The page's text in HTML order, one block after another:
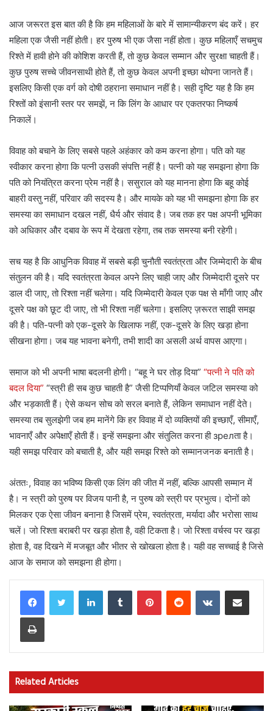
आज जरूरत इस बात की है कि हम महिलाओं के बारे में सामान्यीकरण बंद करें। हर
महिला एक जैसी नहीं होती। हर पुरुष भी एक जैसा नहीं होता। कुछ महिलाएँ सचमुच
रिश्ते में हावी होने की कोशिश करती हैं, तो कुछ केवल सम्मान और सुरक्षा चाहती हैं।
कुछ पुरुष सच्चे जीवनसाथी होते हैं, तो कुछ केवल अपनी इच्छा थोपना जानते हैं।
इसलिए किसी एक वर्ग को दोषी ठहराना समाधान नहीं है। सही दृष्टि यह है कि हम
रिश्तों को इंसानी स्तर पर समझें, न कि लिंग के आधार पर एकतरफा निष्कर्ष
निकालें।
विवाह को बचाने के लिए सबसे पहले अहंकार को कम करना होगा। पति को यह
स्वीकार करना होगा कि पत्नी उसकी संपत्ति नहीं है। पत्नी को यह समझना होगा कि
पति को नियंत्रित करना प्रेम नहीं है। ससुराल को यह मानना होगा कि बहू कोई
बाहरी वस्तु नहीं, परिवार की सदस्य है। और मायके को यह भी समझना होगा कि हर
समस्या का समाधान दखल नहीं, धैर्य और संवाद है। जब तक हर पक्ष अपनी भूमिका
को अधिकार और दबाव के रूप में देखता रहेगा, तब तक समस्या बनी रहेगी।
सच यह है कि आधुनिक विवाह में सबसे बड़ी चुनौती स्वतंत्रता और जिम्मेदारी के बीच
संतुलन की है। यदि स्वतंत्रता केवल अपने लिए चाही जाए और जिम्मेदारी दूसरे पर
डाल दी जाए, तो रिश्ता नहीं चलेगा। यदि जिम्मेदारी केवल एक पक्ष से माँगी जाए और
दूसरे पक्ष को छूट दी जाए, तो भी रिश्ता नहीं चलेगा। इसलिए ज़रूरत साझी समझ
की है। पति-पत्नी को एक-दूसरे के खिलाफ नहीं, एक-दूसरे के लिए खड़ा होना
सीखना होगा। जब यह भावना बनेगी, तभी शादी का असली अर्थ वापस आएगा।
समाज को भी अपनी भाषा बदलनी होगी। “बहू ने घर तोड़ दिया” “पत्नी ने पति को
बदल दिया” “स्त्री ही सब कुछ चाहती है” जैसी टिप्पणियाँ केवल जटिल समस्या को
और भड़काती हैं। ऐसे कथन सोच को सरल बनाते हैं, लेकिन समाधान नहीं देते।
समस्या तब सुलझेगी जब हम मानेंगे कि हर विवाह में दो व्यक्तियों की इच्छाएँ, सीमाएँ,
भावनाएँ और अपेक्षाएँ होती हैं। इन्हें समझना और संतुलित करना ही зрелता है।
यही समझ परिवार को बचाती है, और यही समझ रिश्ते को सम्मानजनक बनाती है।
अंततः, विवाह का भविष्य किसी एक लिंग की जीत में नहीं, बल्कि आपसी सम्मान में
है। न स्त्री को पुरुष पर विजय पानी है, न पुरुष को स्त्री पर प्रभुत्व। दोनों को
मिलकर एक ऐसा जीवन बनाना है जिसमें प्रेम, स्वतंत्रता, मर्यादा और भरोसा साथ
चलें। जो रिश्ता बराबरी पर खड़ा होता है, वही टिकता है। जो रिश्ता वर्चस्व पर खड़ा
होता है, वह दिखने में मजबूत और भीतर से खोखला होता है। यही वह सच्चाई है जिसे
आज के समाज को समझना ही होगा।
LinkedInTumblr PinterestReddit VKontakteShare via Email
Print
Related Articles